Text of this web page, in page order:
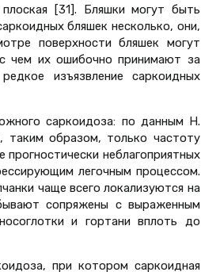
[31]. Бляшки могут быть
бляшек несколько, они,
поверхности бляшек могут
чем их ошибочно принимают за
изъязвление саркоидных
саркоидоза: по данным H.
таким образом, только частоту
прогностически неблагоприятных
легочным процессом.
чаще всего локализуются на
сопряжены с выраженным
и гортани вплоть до
при котором саркоидная